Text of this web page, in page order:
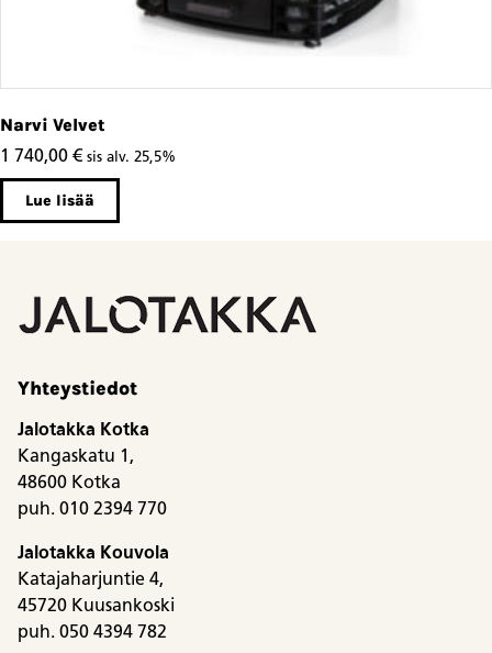
Narvi Velvet
1 740,00 € sis alv. 25,5%
Lue lisää
Yhteystiedot
Jalotakka Kotka
Kangaskatu 1,
48600 Kotka
puh. 010 2394 770
Jalotakka Kouvola
Katajaharjuntie 4,
45720 Kuusankoski
puh. 050 4394 782